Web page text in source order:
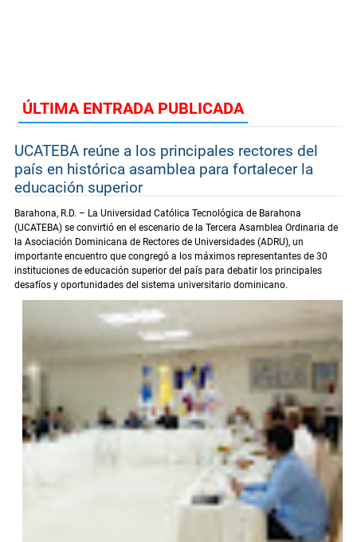
ÚLTIMA ENTRADA PUBLICADA
UCATEBA reúne a los principales rectores del
país en histórica asamblea para fortalecer la
educación superior
Barahona, R.D. – La Universidad Católica Tecnológica de Barahona
(UCATEBA) se convirtió en el escenario de la Tercera Asamblea Ordinaria de
la Asociación Dominicana de Rectores de Universidades (ADRU), un
importante encuentro que congregó a los máximos representantes de 30
instituciones de educación superior del país para debatir los principales
desafíos y oportunidades del sistema universitario dominicano.